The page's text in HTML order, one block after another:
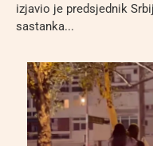
izjavio je predsjednik
sastanka...